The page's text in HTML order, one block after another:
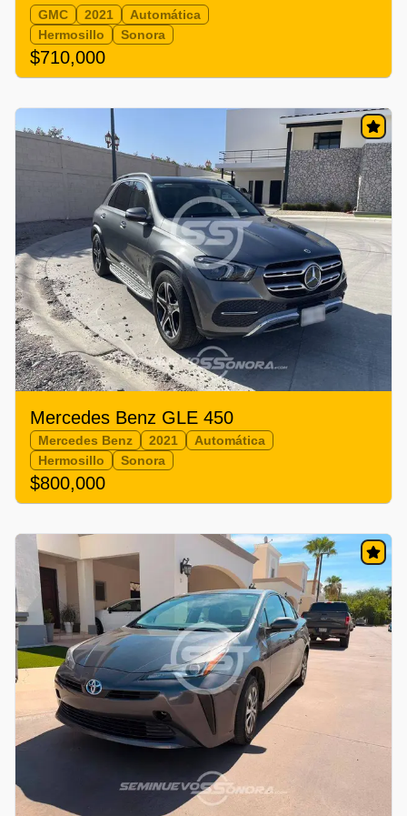
GMC 2021
Automática
Hermosillo
Sonora
$710,000
Mercedes Benz GLE 450
Mercedes Benz 2021
Automática
Hermosillo
Sonora
$800,000